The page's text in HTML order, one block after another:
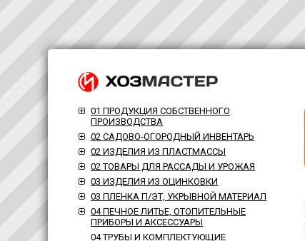
01 ПРОДУКЦИЯ СОБСТВЕННОГО
ПРОИЗВОДСТВА
02 САДОВО-ОГОРОДНЫЙ ИНВЕНТАРЬ
02 ИЗДЕЛИЯ ИЗ ПЛАСТМАССЫ
02 ТОВАРЫ ДЛЯ РАССАДЫ И УРОЖАЯ
03 ИЗДЕЛИЯ ИЗ ОЦИНКОВКИ
03 ПЛЕНКА П/ЭТ, УКРЫВНОЙ МАТЕРИАЛ
04 ПЕЧНОЕ ЛИТЬЕ, ОТОПИТЕЛЬНЫЕ
ПРИБОРЫ И АКСЕССУАРЫ
04 ТРУБЫ И КОМПЛЕКТУЮЩИЕ